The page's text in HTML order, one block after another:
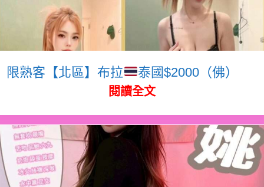
限熟客【北區】布拉 泰國$2000（佛）
閱讀全文